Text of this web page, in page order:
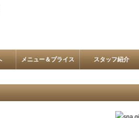
メニュー＆プライス スタッフ紹介